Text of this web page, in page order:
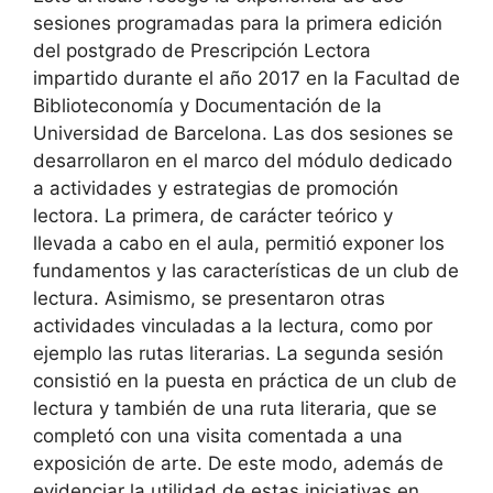
sesiones programadas para la primera edición
del postgrado de Prescripción Lectora
impartido durante el año 2017 en la Facultad de
Biblioteconomía y Documentación de la
Universidad de Barcelona. Las dos sesiones se
desarrollaron en el marco del módulo dedicado
a actividades y estrategias de promoción
lectora. La primera, de carácter teórico y
llevada a cabo en el aula, permitió exponer los
fundamentos y las características de un club de
lectura. Asimismo, se presentaron otras
actividades vinculadas a la lectura, como por
ejemplo las rutas literarias. La segunda sesión
consistió en la puesta en práctica de un club de
lectura y también de una ruta literaria, que se
completó con una visita comentada a una
exposición de arte. De este modo, además de